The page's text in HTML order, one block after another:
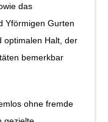
das
Y­förmigen Gurten
optimalen Halt, der
bemerkbar
ohne fremde